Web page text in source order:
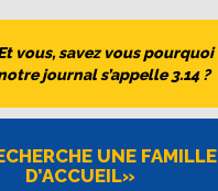
vous, savez vous pourquoi
journal s’appelle 3.14 ?
UNE FAMILLE
D’ACCUEIL»